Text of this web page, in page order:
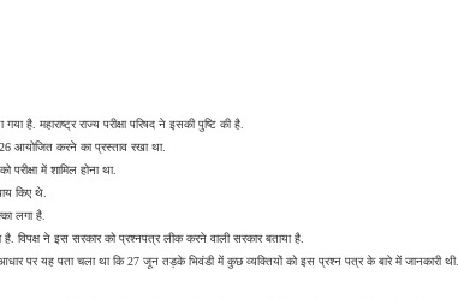
है. महाराष्ट्र राज्य परीक्षा परिषद ने इसकी पुष्टि की है.
आयोजित करने का प्रस्ताव रखा था.
में शामिल होना था.
किए थे.
लगा है.
है. विपक्ष ने इस सरकार को प्रश्नपत्र लीक करने वाली सरकार बताया है.
पर यह पता चला था कि 27 जून तड़के भिवंडी में कुछ व्यक्तियों को इस प्रश्न पत्र के बारे में जानकारी थी.